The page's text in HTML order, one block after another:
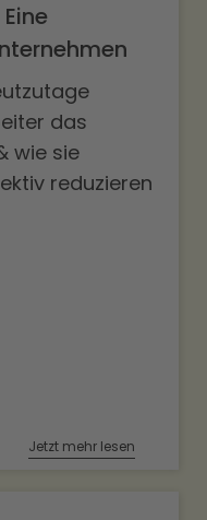
das
wie sie
reduzieren
Jetzt mehr lesen